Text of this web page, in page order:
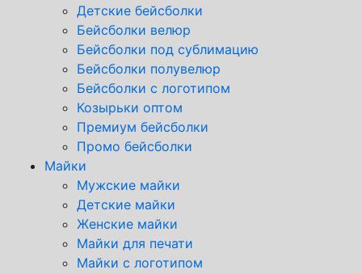
Детские бейсболки
Бейсболки велюр
Бейсболки под сублимацию
Бейсболки полувелюр
Бейсболки с логотипом
Козырьки оптом
Премиум бейсболки
Промо бейсболки
Майки
Мужские майки
Детские майки
Женские майки
Майки для печати
Майки с логотипом